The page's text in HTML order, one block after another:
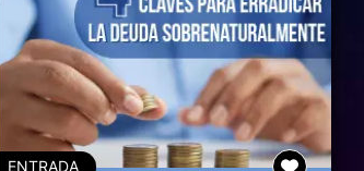
ENTRADA